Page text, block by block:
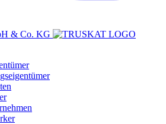
& Co. KG